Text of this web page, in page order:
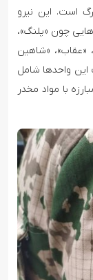
است. این نیرو
نام‌هایی چون «پلنگ»،
«عقاب»، «شاهین
واحدها شامل
با مواد مخدر